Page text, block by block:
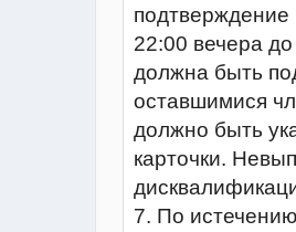
подтверждение
22:00 вечера
должна быть
оставшимися
должно быть
карточки.
7. По